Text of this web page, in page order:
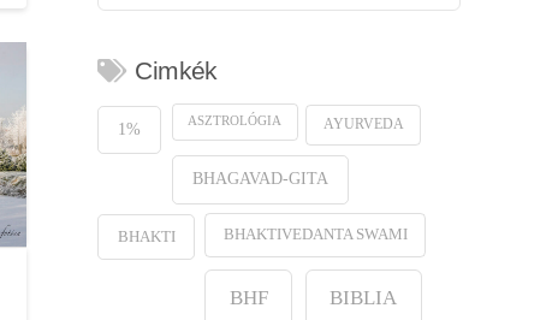
Cimkék
1% ASZTROLÓGIA AYURVEDA
BHAGAVAD-GITA
BHAKTI BHAKTIVEDANTA SWAMI
BHF BIBLIA